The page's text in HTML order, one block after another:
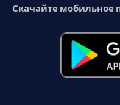
Скачайте мобильное